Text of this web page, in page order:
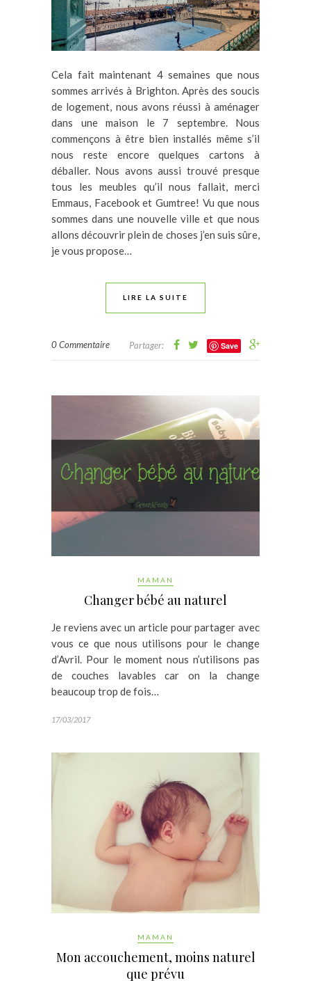
Cela fait maintenant 4 semaines que nous
sommes arrivés à Brighton. Après des soucis
de logement, nous avons réussi à aménager
dans une maison le 7 septembre. Nous
commençons à être bien installés même s’il
nous reste encore quelques cartons à
déballer. Nous avons aussi trouvé presque
tous les meubles qu’il nous fallait, merci
Emmaus, Facebook et Gumtree! Vu que nous
sommes dans une nouvelle ville et que nous
allons découvrir plein de choses j’en suis sûre,
je vous propose…
LIRE LA SUITE
0 Commentaire Partager: Save
MAMAN
Changer bébé au naturel
Je reviens avec un article pour partager avec
vous ce que nous utilisons pour le change
d’Avril. Pour le moment nous n’utilisons pas
de couches lavables car on la change
beaucoup trop de fois…
17/03/2017
MAMAN
Mon accouchement, moins naturel
que prévu